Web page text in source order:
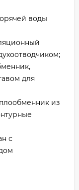
воды
для
из
с